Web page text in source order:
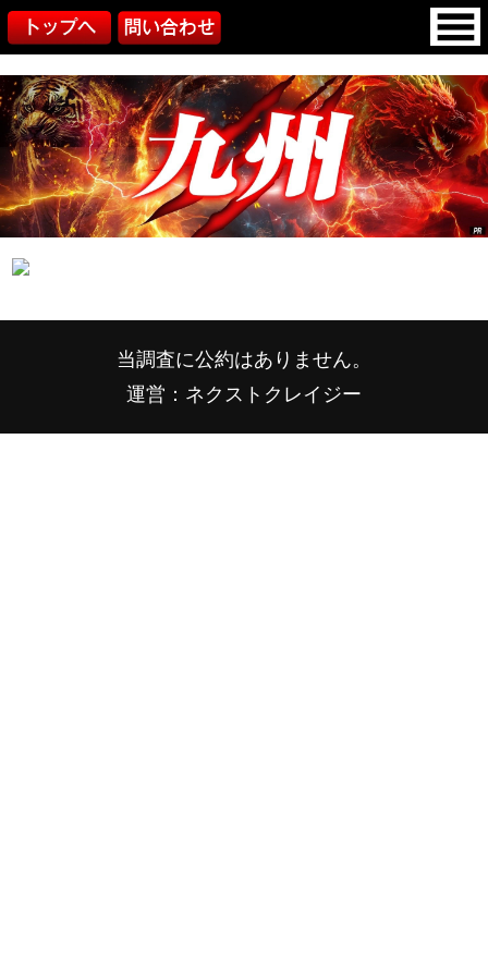
当調査に公約はありません。
運営：ネクストクレイジー